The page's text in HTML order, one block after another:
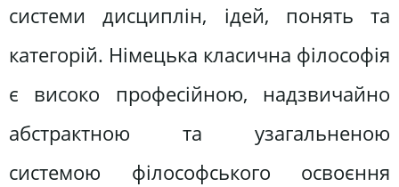
системи дисциплін, ідей, понять та
категорій. Німецька класична філософія
є високо професійною, надзвичайно
абстрактною та узагальненою
системою філософського освоєння